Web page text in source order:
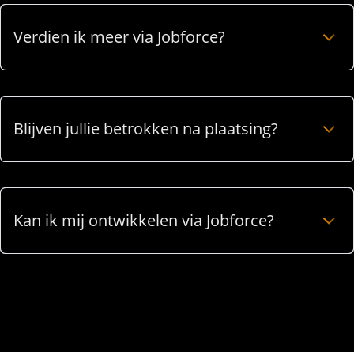
Verdien ik meer via Jobforce?
Blijven jullie betrokken na plaatsing?
Kan ik mij ontwikkelen via Jobforce?